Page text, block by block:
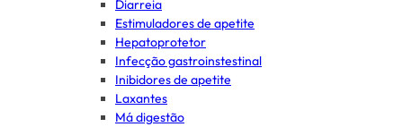
Diarreia
Estimuladores de apetite
Hepatoprotetor
Infecção gastroinstestinal
Inibidores de apetite
Laxantes
Má digestão